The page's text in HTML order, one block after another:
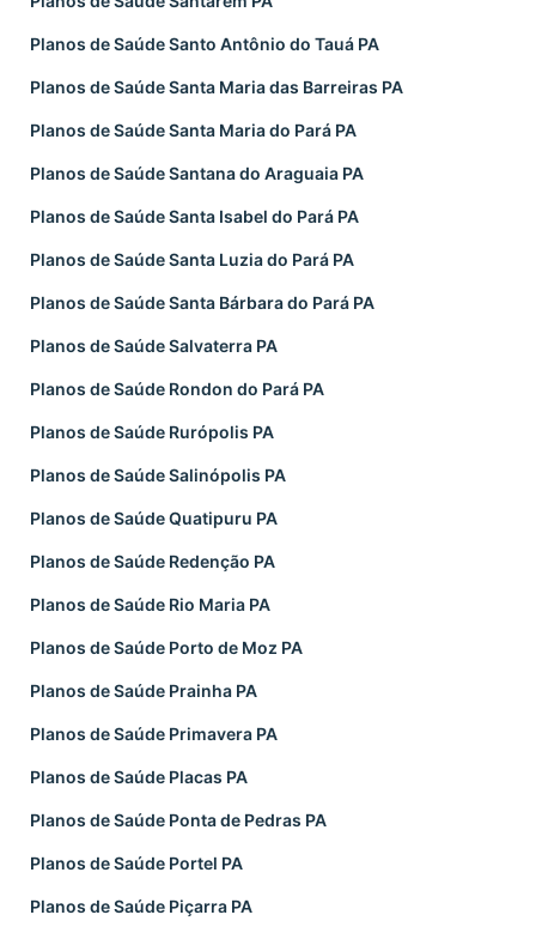
Planos de Saúde Santo Antônio do Tauá PA
Planos de Saúde Santa Maria das Barreiras PA
Planos de Saúde Santa Maria do Pará PA
Planos de Saúde Santana do Araguaia PA
Planos de Saúde Santa Isabel do Pará PA
Planos de Saúde Santa Luzia do Pará PA
Planos de Saúde Santa Bárbara do Pará PA
Planos de Saúde Salvaterra PA
Planos de Saúde Rondon do Pará PA
Planos de Saúde Rurópolis PA
Planos de Saúde Salinópolis PA
Planos de Saúde Quatipuru PA
Planos de Saúde Redenção PA
Planos de Saúde Rio Maria PA
Planos de Saúde Porto de Moz PA
Planos de Saúde Prainha PA
Planos de Saúde Primavera PA
Planos de Saúde Placas PA
Planos de Saúde Ponta de Pedras PA
Planos de Saúde Portel PA
Planos de Saúde Piçarra PA